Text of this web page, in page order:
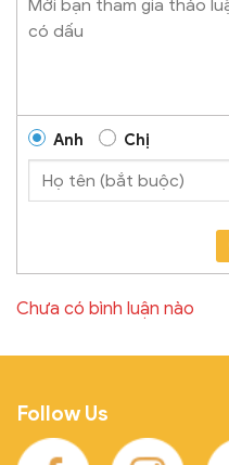
Anh Chị
Chưa có bình luận nào
Follow Us